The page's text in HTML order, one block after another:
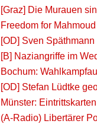
[Graz] Die Murauen
Freedom for Mahmoud
[OD] Sven
[B] Naziangriffe im
Bochum:
[OD] Stefan Lüdtke
Münster:
(A-Radio) Libertärer